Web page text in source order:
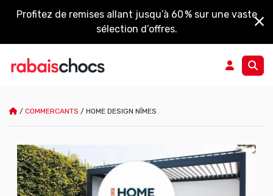
Profitez de remises allant jusqu’à 60 % sur une vaste
sélection d’offres.
/ COMMERCANTS / HOME DESIGN NÎMES